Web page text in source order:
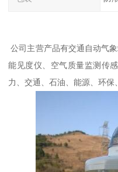
公司主营产品有交通自动气
能见度仪、空气质量监测传
力、交通、石油、能源、环保